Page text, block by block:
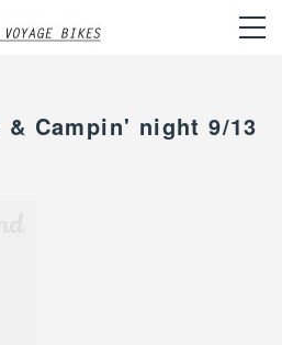
Campin' night 9/13